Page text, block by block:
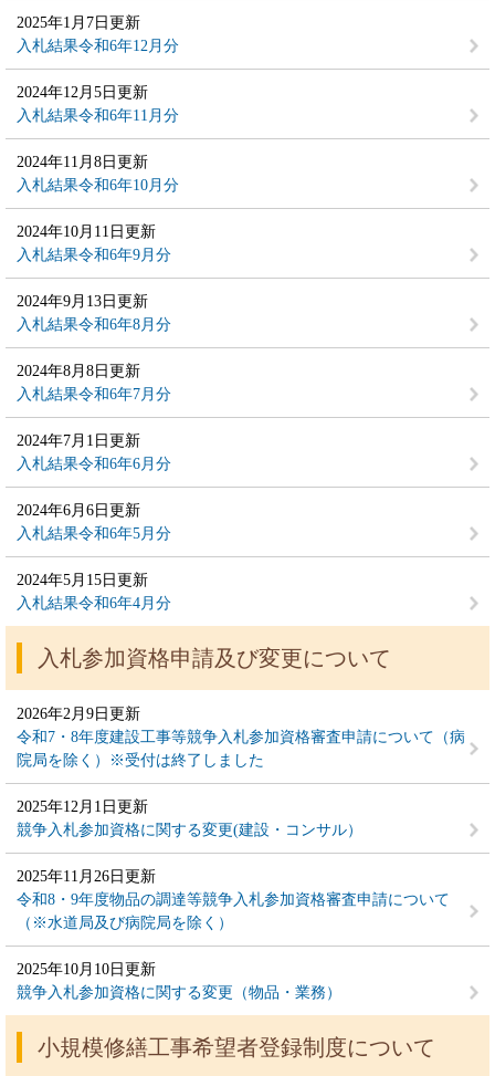
2025年1月7日更新
入札結果令和6年12月分
2024年12月5日更新
入札結果令和6年11月分
2024年11月8日更新
入札結果令和6年10月分
2024年10月11日更新
入札結果令和6年9月分
2024年9月13日更新
入札結果令和6年8月分
2024年8月8日更新
入札結果令和6年7月分
2024年7月1日更新
入札結果令和6年6月分
2024年6月6日更新
入札結果令和6年5月分
2024年5月15日更新
入札結果令和6年4月分
入札参加資格申請及び変更について
2026年2月9日更新
令和7・8年度建設工事等競争入札参加資格審査申請について（病
院局を除く）※受付は終了しました
2025年12月1日更新
競争入札参加資格に関する変更(建設・コンサル）
2025年11月26日更新
令和8・9年度物品の調達等競争入札参加資格審査申請について
（※水道局及び病院局を除く）
2025年10月10日更新
競争入札参加資格に関する変更（物品・業務）
小規模修繕工事希望者登録制度について